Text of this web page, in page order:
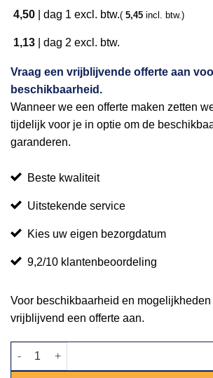
4,50 dag 1 excl. btw.( 5,45 incl. btw.)
1,13 dag 2 excl. btw.
Vraag een vrijblijvende offerte aan
beschikbaarheid.
Wanneer we een offerte maken zetten
tijdelijk voor je in optie om de
garanderen.
Beste kwaliteit
Uitstekende service
Kies uw eigen bezorgdatum
9,2/10 klantenbeoordeling
Voor beschikbaarheid en mogelijkheden
vrijblijvend een offerte aan.
Soeplepel - 1L aantal